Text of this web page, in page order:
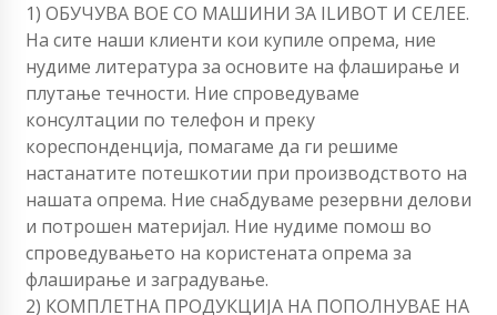
1) ОБУЧУВА BOЕ СО МАШИНИ ЗА ILИВОТ И СЕЛЕЕ.
На сите наши клиенти кои купиле опрема, ние
нудиме литература за основите на флаширање и
плутање течности. Ние спроведуваме
консултации по телефон и преку
кореспонденција, помагаме да ги решиме
настанатите потешкотии при производството на
нашата опрема. Ние снабдуваме резервни делови
и потрошен материјал. Ние нудиме помош во
спроведувањето на користената опрема за
флаширање и заградување.
2) КОМПЛЕТНА ПРОДУКЦИЈА НА ПОПОЛНУВАЕ НА